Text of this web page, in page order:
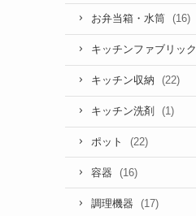
お弁当箱・水筒 (16)
キッチンファブリック
キッチン収納 (22)
キッチン洗剤 (1)
ポット (22)
容器 (16)
調理機器 (17)